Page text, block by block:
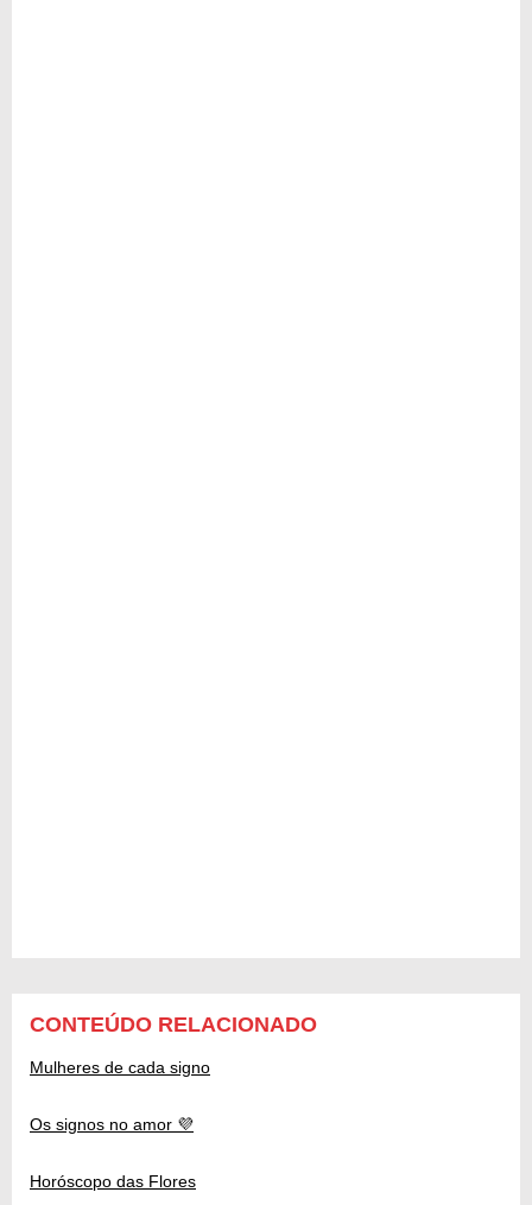
CONTEÚDO RELACIONADO
Mulheres de cada signo
Os signos no amor 💜
Horóscopo das Flores